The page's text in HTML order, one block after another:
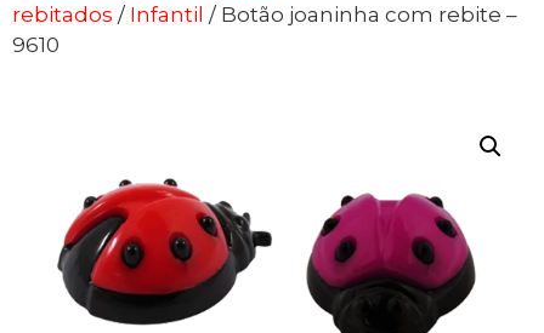
rebitados / Infantil / Botão joaninha com rebite –
9610